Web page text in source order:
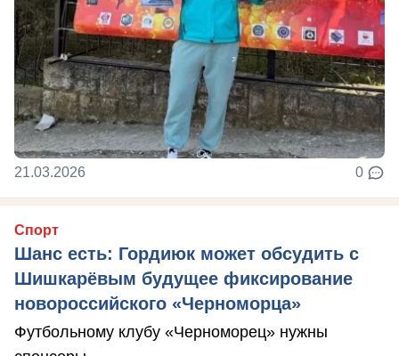
21.03.2026 0
Спорт
Шанс есть: Гордиюк может обсудить с
Шишкарёвым будущее фиксирование
новороссийского «Черноморца»
Футбольному клубу «Черноморец» нужны